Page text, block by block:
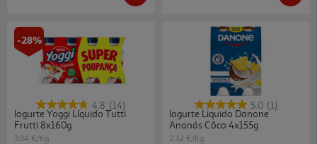
-28%
4.8 (14)
Iogurte Yoggi Líquido Tutti
Frutti 8x160g
3.04 €/Kg
5.0 (1)
Iogurte Liquido Danone
Ananás Côco 4x155g
2.32 €/Kg